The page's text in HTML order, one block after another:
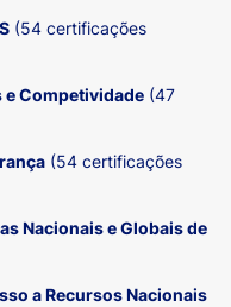
(54 certificações
e Competividade (47
(54 certificações
Nacionais e Globais de
a Recursos Nacionais